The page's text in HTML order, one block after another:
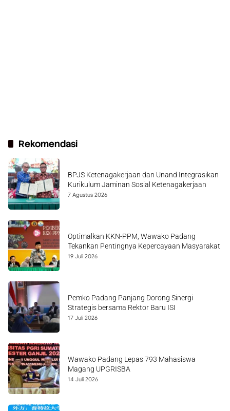
Rekomendasi
BPJS Ketenagakerjaan dan Unand Integrasikan
Kurikulum Jaminan Sosial Ketenagakerjaan
7 Agustus 2026
Optimalkan KKN-PPM, Wawako Padang
Tekankan Pentingnya Kepercayaan Masyarakat
19 Juli 2026
Pemko Padang Panjang Dorong Sinergi
Strategis bersama Rektor Baru ISI
17 Juli 2026
Wawako Padang Lepas 793 Mahasiswa
Magang UPGRISBA
14 Juli 2026